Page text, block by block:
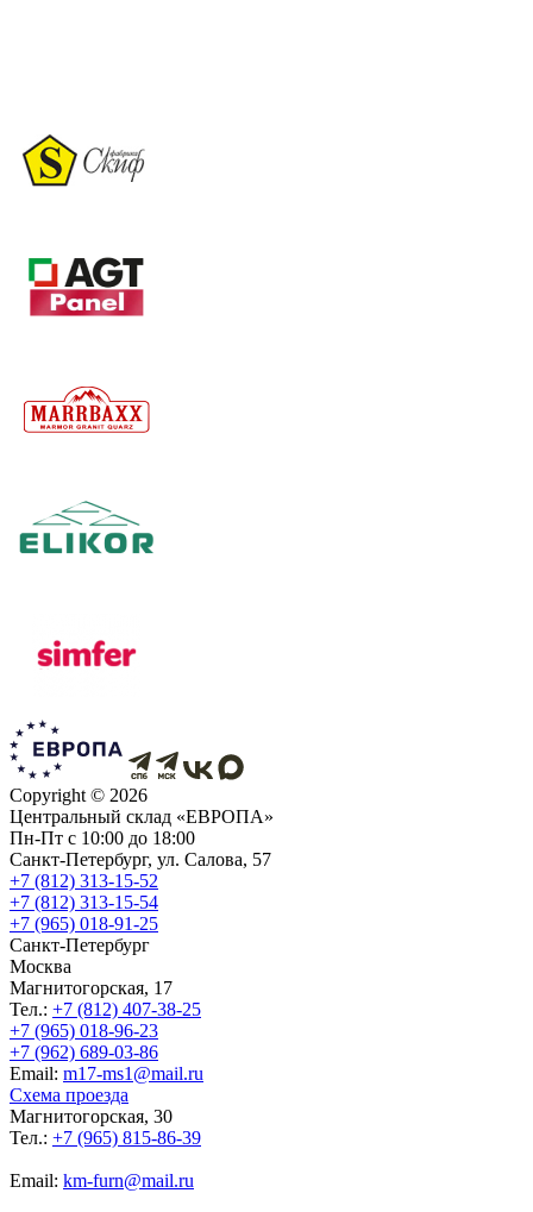
Copyright © 2026
Центральный склад «ЕВРОПА»
Пн-Пт с 10:00 до 18:00
Санкт-Петербург, ул. Салова, 57
+7 (812) 313-15-52
+7 (812) 313-15-54
+7 (965) 018-91-25
Санкт-Петербург
Москва
Магнитогорская, 17
Тел.: +7 (812) 407-38-25
+7 (965) 018-96-23
+7 (962) 689-03-86
Еmail: m17-ms1@mail.ru
Схема проезда
Магнитогорская, 30
Тел.: +7 (965) 815-86-39
Еmail: km-furn@mail.ru